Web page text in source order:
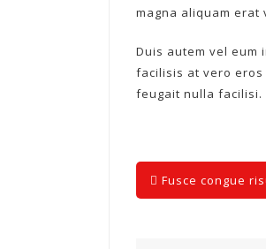
magna aliquam erat
Duis autem vel
facilisis at vero
feugait nulla facilisi.
Fusce congue